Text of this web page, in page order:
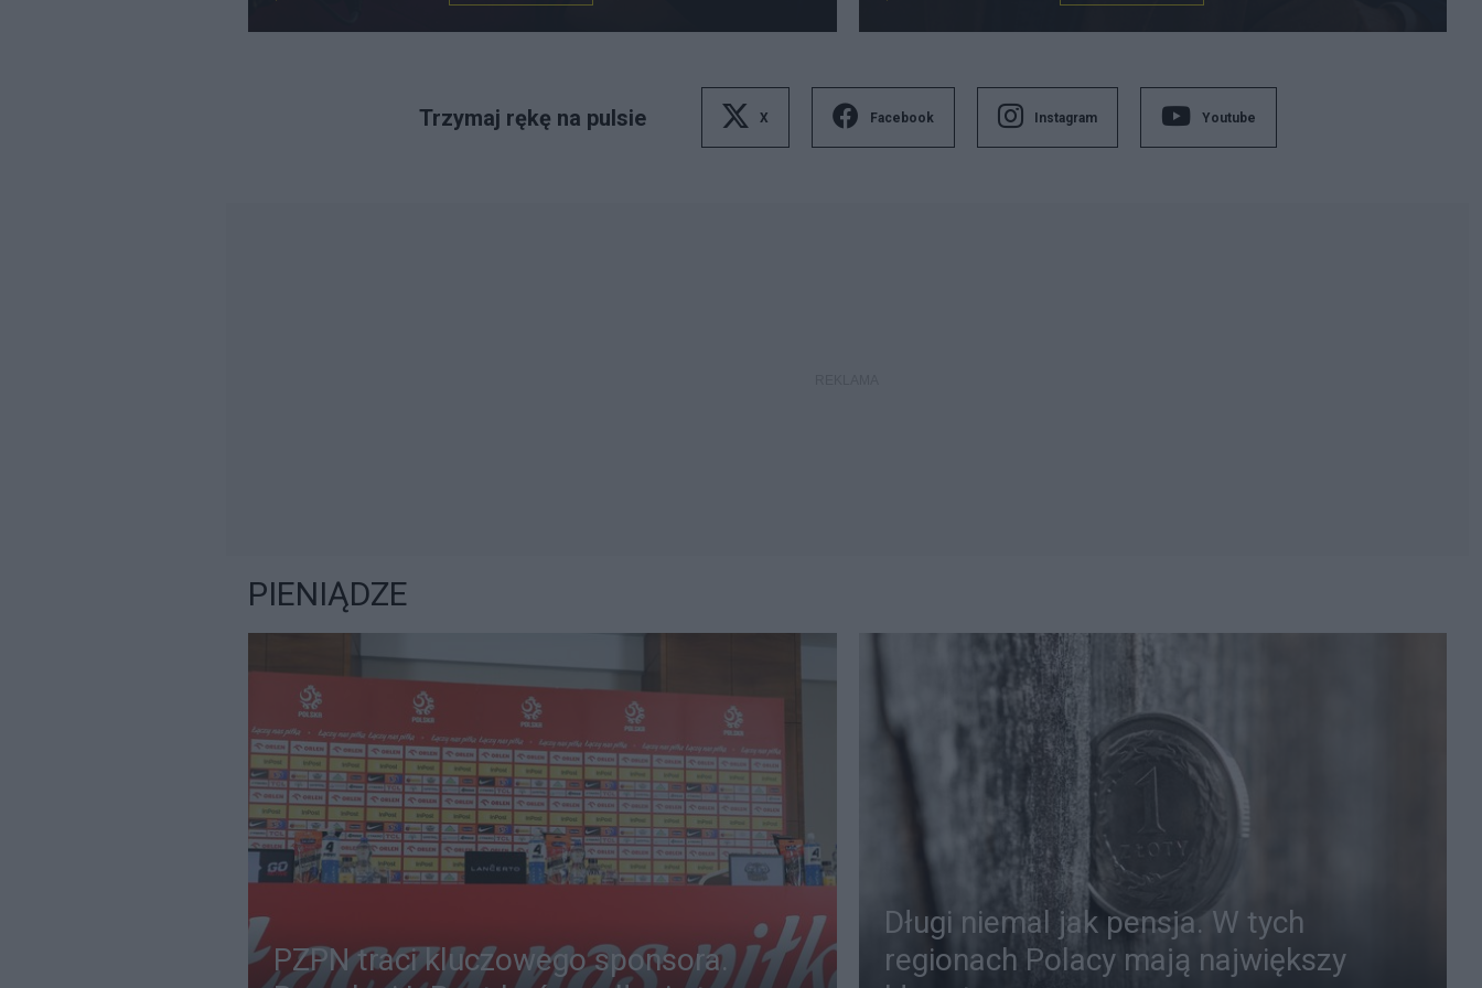
Trzymaj rękę na pulsie X Facebook Instagram Youtube
PIENIĄDZE
PZPN traci kluczowego sponsora.
Długi niemal jak pensja. W tych
regionach Polacy mają największy